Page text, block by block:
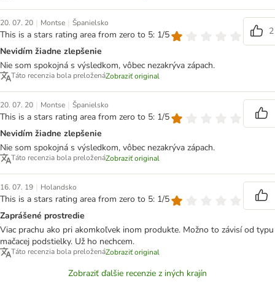
20. 07. 20 | Montse | Španielsko
This is a stars rating area from zero to 5: 1/5
2
Nevidím žiadne zlepšenie
Nie som spokojná s výsledkom, vôbec nezakrýva zápach.
Táto recenzia bola preloženáZobraziť original
20. 07. 20 | Montse | Španielsko
This is a stars rating area from zero to 5: 1/5
Nevidím žiadne zlepšenie
Nie som spokojná s výsledkom, vôbec nezakrýva zápach.
Táto recenzia bola preloženáZobraziť original
16. 07. 19 | Holandsko
This is a stars rating area from zero to 5: 1/5
Zaprášené prostredie
Viac prachu ako pri akomkoľvek inom produkte. Možno to závisí od typu
mačacej podstielky. Už ho nechcem.
Táto recenzia bola preloženáZobraziť original
Zobraziť ďalšie recenzie z iných krajín